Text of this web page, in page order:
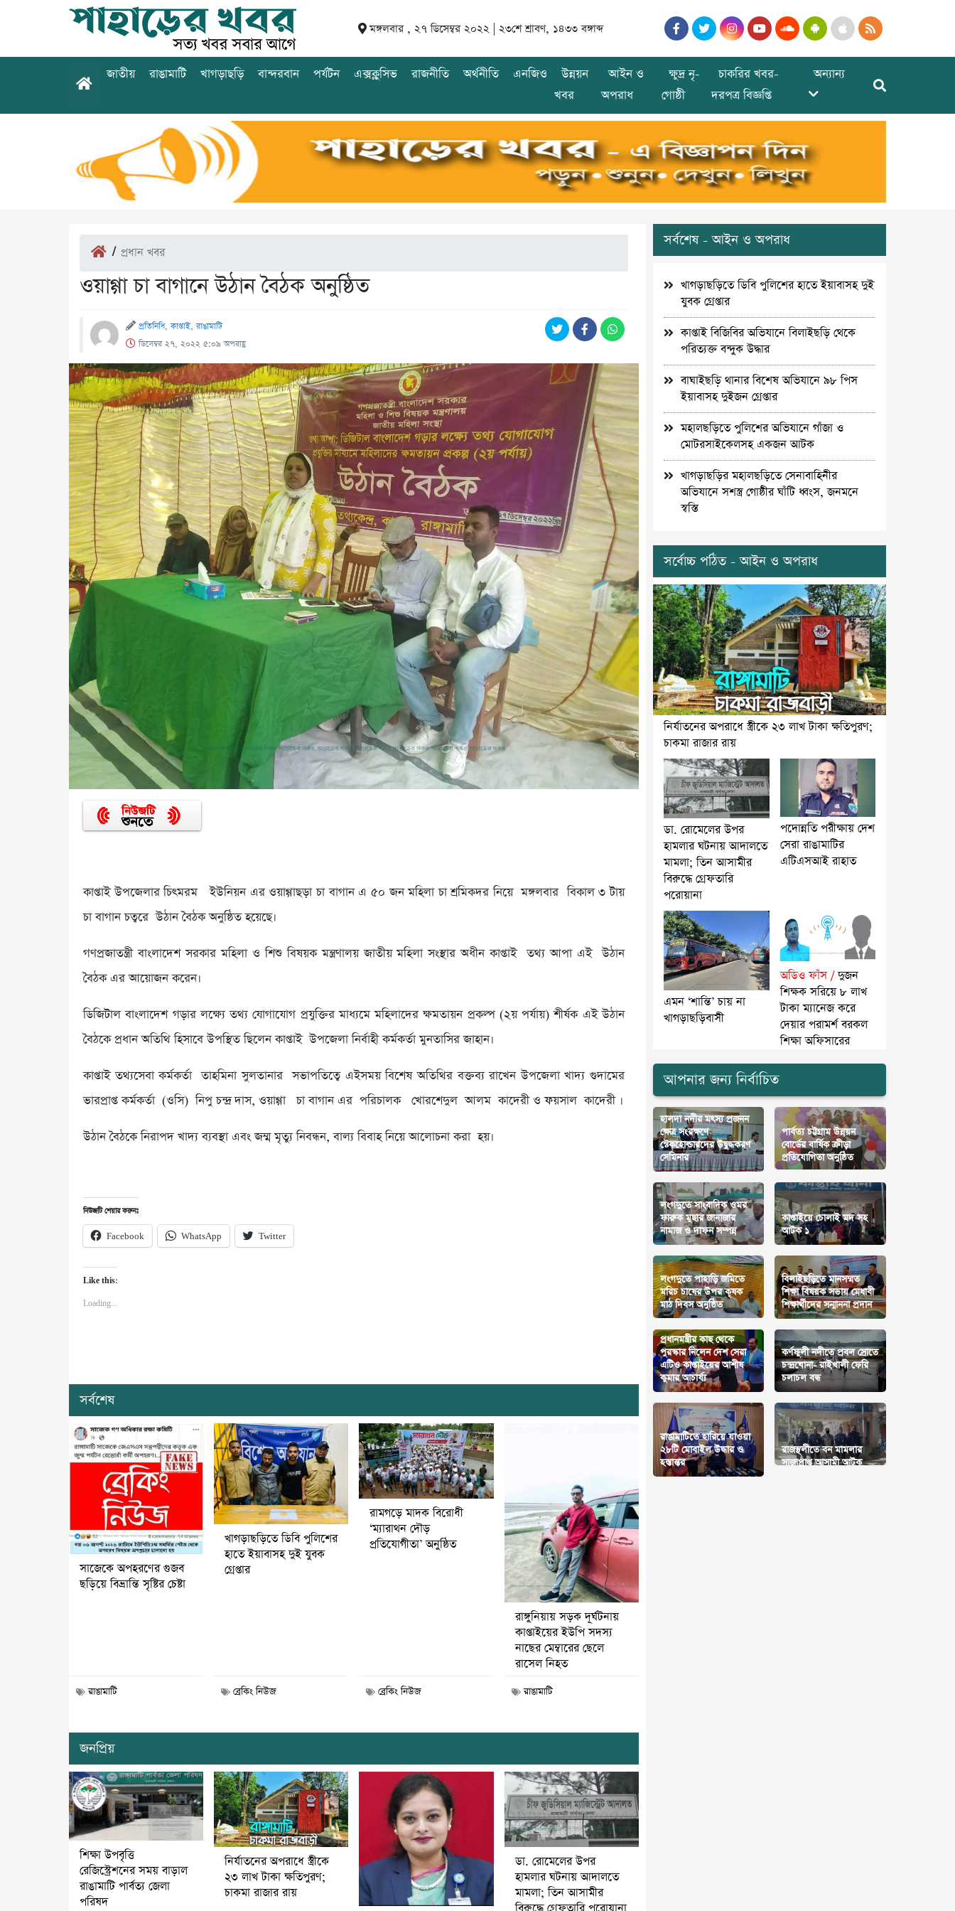
মঙ্গলবার , ২৭ ডিসেম্বর ২০২২ | ২৩শে শ্রাবণ, ১৪৩৩ বঙ্গাব্দ
জাতীয় রাঙামাটি খাগড়াছড়ি বান্দরবান পর্যটন এক্সক্লুসিভ রাজনীতি অর্থনীতি এনজিও
উন্নয়ন
খবর
আইন ও
অপরাধ
ক্ষুদ্র নৃ-
গোষ্ঠী
চাকরির খবর-
দরপত্র বিজ্ঞপ্তি
অন্যান্য
/ প্রধান খবর
ওয়াগ্গা চা বাগানে উঠান বৈঠক অনুষ্ঠিত
প্রতিনিধি, কাপ্তাই, রাঙামাটি
ডিসেম্বর ২৭, ২০২২ ৫:০৯ অপরাহ্ণ
কাপ্তাই উপজেলার চিৎমরম ইউনিয়ন এর ওয়াগ্গাছড়া চা বাগান এ ৫০ জন মহিলা চা শ্রমিকদর নিয়ে মঙ্গলবার বিকাল ৩ টায়
চা বাগান চত্বরে উঠান বৈঠক অনুষ্ঠিত হয়েছে।
গণপ্রজাতন্ত্রী বাংলাদেশ সরকার মহিলা ও শিশু বিষয়ক মন্ত্রণালয় জাতীয় মহিলা সংস্থার অধীন কাপ্তাই তথ্য আপা এই উঠান
বৈঠক এর আয়োজন করেন।
ডিজিটাল বাংলাদেশ গড়ার লক্ষ্যে তথ্য যোগাযোগ প্রযুক্তির মাধ্যমে মহিলাদের ক্ষমতায়ন প্রকল্প (২য় পর্যায়) শীর্ষক এই উঠান
বৈঠকে প্রধান অতিথি হিসাবে উপস্থিত ছিলেন কাপ্তাই উপজেলা নির্বাহী কর্মকর্তা মুনতাসির জাহান।
কাপ্তাই তথ্যসেবা কর্মকর্তা তাহমিনা সুলতানার সভাপতিত্বে এইসময় বিশেষ অতিথির বক্তব্য রাখেন উপজেলা খাদ্য গুদামের
ভারপ্রাপ্ত কর্মকর্তা (ওসি) নিপু চন্দ্র দাস, ওয়াগ্গা চা বাগান এর পরিচালক খোরশেদুল আলম কাদেরী ও ফয়সাল কাদেরী ।
উঠান বৈঠকে নিরাপদ খাদ্য ব্যবস্থা এবং জম্ম মৃত্যু নিবন্ধন, বাল্য বিবাহ নিয়ে আলোচনা করা হয়।
নিউজটি শেয়ার করুনঃ
Facebook WhatsApp Twitter
Like this:
Loading...
সর্বশেষ
সাজেকে অপহরণের গুজব
ছড়িয়ে বিভ্রান্তি সৃষ্টির চেষ্টা
রাঙামাটি
খাগড়াছড়িতে ডিবি পুলিশের
হাতে ইয়াবাসহ দুই যুবক
গ্রেপ্তার
ব্রেকিং নিউজ
রামগড়ে মাদক বিরোধী
‘ম্যারাথন দৌড়
প্রতিযোগীতা’ অনুষ্ঠিত
ব্রেকিং নিউজ
রাঙ্গুনিয়ায় সড়ক দূর্ঘটনায়
কাপ্তাইয়ের ইউপি সদস্য
নাছের মেম্বারের ছেলে
রাসেল নিহত
রাঙামাটি
জনপ্রিয়
শিক্ষা উপবৃত্তি
রেজিস্ট্রেশনের সময় বাড়াল
রাঙামাটি পার্বত্য জেলা
পরিষদ
নির্যাতনের অপরাধে স্ত্রীকে
২৩ লাখ টাকা ক্ষতিপুরণ;
চাকমা রাজার রায়
ডা. রোমেলের উপর
হামলার ঘটনায় আদালতে
মামলা; তিন আসামীর
সর্বশেষ - আইন ও অপরাধ
খাগড়াছড়িতে ডিবি পুলিশের হাতে ইয়াবাসহ দুই
যুবক গ্রেপ্তার
কাপ্তাই বিজিবির অভিযানে বিলাইছড়ি থেকে
পরিত্যক্ত বন্দুক উদ্ধার
বাঘাইছড়ি থানার বিশেষ অভিযানে ৯৮ পিস
ইয়াবাসহ দুইজন গ্রেপ্তার
মহালছড়িতে পুলিশের অভিযানে গাঁজা ও
মোটরসাইকেলসহ একজন আটক
খাগড়াছড়ির মহালছড়িতে সেনাবাহিনীর
অভিযানে সশস্ত্র গোষ্ঠীর ঘাঁটি ধ্বংস, জনমনে
স্বস্তি
সর্বোচ্চ পঠিত - আইন ও অপরাধ
নির্যাতনের অপরাধে স্ত্রীকে ২৩ লাখ টাকা ক্ষতিপুরণ;
চাকমা রাজার রায়
ডা. রোমেলের উপর
হামলার ঘটনায় আদালতে
মামলা; তিন আসামীর
বিরুদ্ধে গ্রেফতারি
পরোয়ানা
পদোন্নতি পরীক্ষায় দেশ
সেরা রাঙামাটির
এটিএসআই রাহাত
এমন ‘শান্তি’ চায় না
খাগড়াছড়িবাসী
অডিও ফাঁস /দুজন
শিক্ষক সরিয়ে ৮ লাখ
টাকা ম্যানেজ করে
দেয়ার পরামর্শ বরকল
শিক্ষা অফিসারের
আপনার জন্য নির্বাচিত
হালদা নদীর মৎস্য প্রজনন
ক্ষেত্র সংরক্ষণে
স্টেকহোল্ডারদের উদ্বুদ্ধকরণ
সেমিনার
পার্বত্য চট্টগ্রাম উন্নয়ন
বোর্ডের বার্ষিক ক্রীড়া
প্রতিযোগিতা অনুষ্ঠিত
লংগদুতে সাংবাদিক ওমর
ফারুক মুছার জানাজার
নামাজ ও দাফন সম্পন্ন
কাপ্তাইয়ে চোলাই মদ সহ
আটক ১
লংগদুতে পাহাড়ি জমিতে
মরিচ চাষের উপর কৃষক
মাঠ দিবস অনুষ্ঠিত
বিলাইছড়িতে মানসম্মত
শিক্ষা বিষয়ক সভায় মেধাবী
শিক্ষার্থীদের সন্মাননা প্রদান
প্রধানমন্ত্রীর কাছ থেকে
পুরস্কার নিলেন দেশ সেরা
এটিও কাপ্তাইয়ের আশীষ
কুমার আচার্য্য
কর্ণফুলী নদীতে প্রবল স্রোতে
চন্দ্রঘোনা- রাইখালী ফেরি
চলাচল বন্ধ
রাঙামাটিতে হারিয়ে যাওয়া
২৮টি মোবাইল উদ্ধার ও
হস্তান্তর
রাজস্থলীতে বন মামলার
সাজাপ্রাপ্ত আসামী আটক